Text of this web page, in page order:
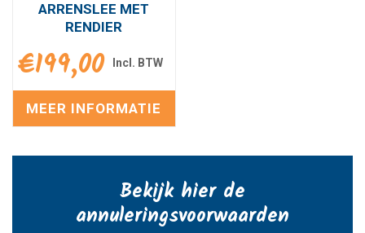
ARRENSLEE MET
RENDIER
€199,00
MEER INFORMATIE
Bekijk hier de
annuleringsvoorwaarden